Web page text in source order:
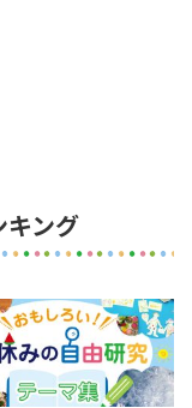
キング